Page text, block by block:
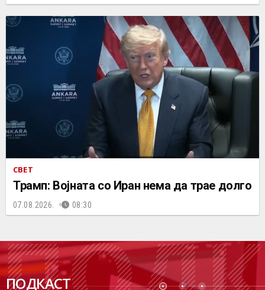
СВЕТ
Трамп: Војната со Иран нема да трае долго
07.08.2026. 08:30
ПОДКАСТ